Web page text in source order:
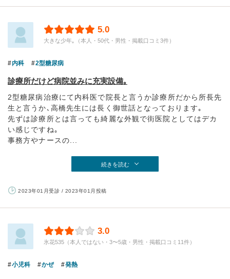
5.0
大きな少年｡（本人・50代・男性・掲載口コミ3件）
内科 2型糖尿病
診療所だけど病院並みに充実設備｡
2型糖尿病治療にて内科医で院長と言うか診療所だから所長先
生と言うか､高橋先生には長く御世話となっております｡
先ずは診療所とは言っても綺麗な外観で街医院としてはデカ
い感じですね｡
事務方やナースの...
続きを読む
2023年01月受診 / 2023年01月投稿
3.0
氷花535（本人ではない・3〜5歳・男性・掲載口コミ11件）
小児科 かぜ 発熱